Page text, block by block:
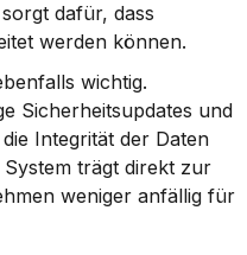
dafür, dass
werden können.
wichtig.
Sicherheitsupdates und
Integrität der Daten
trägt direkt zur
weniger anfällig für